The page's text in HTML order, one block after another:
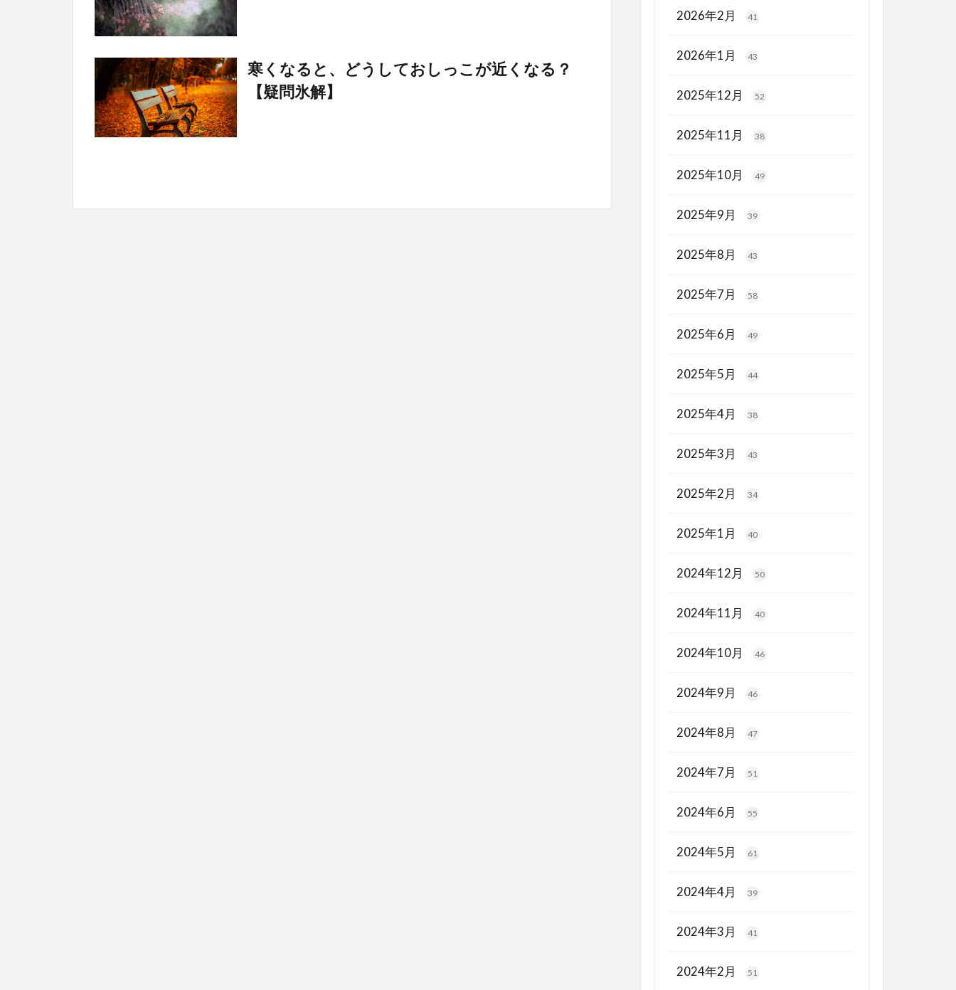
寒くなると、どうしておしっこが近くなる？
【疑問氷解】
2026年2月 41
2026年1月 43
2025年12月 52
2025年11月 38
2025年10月 49
2025年9月 39
2025年8月 43
2025年7月 58
2025年6月 49
2025年5月 44
2025年4月 38
2025年3月 43
2025年2月 34
2025年1月 40
2024年12月 50
2024年11月 40
2024年10月 46
2024年9月 46
2024年8月 47
2024年7月 51
2024年6月 55
2024年5月 61
2024年4月 39
2024年3月 41
2024年2月 51